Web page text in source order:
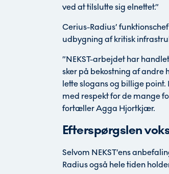
ved at tilslutte sig elnettet.”
Cerius-Radius’
udbygning af kritisk
”NEKST-arbejdet har
sker på bekostning af andre
lette slogans og billige
med respekt for de mange
fortæller Agga Hjortkjær.
Efterspørgslen
Selvom NEKST’ens
Radius også hele tiden